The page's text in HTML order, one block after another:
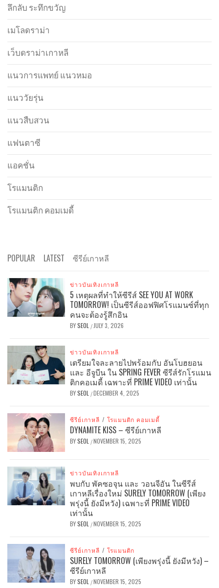
ลึกลับ ระทึกขวัญ
เมโลดราม่า
เว็บดราม่าเกาหลี
แนวการแพทย์ แนวหมอ
แนววัยรุ่น
แนวสืบสวน
แฟนตาซี
แอคชั่น
โรแมนติก
โรแมนติก คอมเมดี้
POPULAR LATEST ซีรีย์เกาหลี
ข่าวบันเทิงเกาหลี
5 เหตุผลที่ทำให้ซีรีส์ SEE YOU AT WORK
TOMORROW! เป็นซีรีส์ออฟฟิศโรแมนซ์ที่ทุก
คนจะต้องรู้สึกอิน
BYSEOL / JULY 3, 2026
ข่าวบันเทิงเกาหลี
เตรียมใจละลายไปพร้อมกับ อันโบฮยอน
และ อีจูบีน ใน SPRING FEVER ซีรีส์รักโรแมน
ติกคอเมดี้ เฉพาะที่ PRIME VIDEO เท่านั้น
BYSEOL /DECEMBER 4, 2025
ซีรีย์เกาหลี / โรแมนติก คอมเมดี้
DYNAMITE KISS – ซีรีย์เกาหลี
BYSEOL /NOVEMBER 15, 2025
ข่าวบันเทิงเกาหลี
พบกับ พัคซอจุน และ วอนจีอัน ในซีรีส์
เกาหลีเรื่องใหม่ SURELY TOMORROW (เพียง
พรุ่งนี้ ยังมีหวัง) เฉพาะที่ PRIME VIDEO
เท่านั้น
BYSEOL /NOVEMBER 15, 2025
ซีรีย์เกาหลี / โรแมนติก
SURELY TOMORROW (เพียงพรุ่งนี้ ยังมีหวัง) –
ซีรีย์เกาหลี
BYSEOL /NOVEMBER 15, 2025